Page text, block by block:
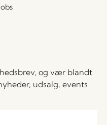
og vær blandt
udsalg, events